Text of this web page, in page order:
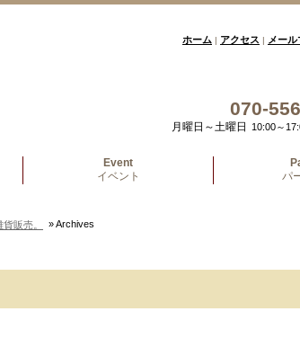
ホーム | アクセス | メー
070-
月曜日～土曜日 10:00～
Event
イベント
パ
販売。 » Archives